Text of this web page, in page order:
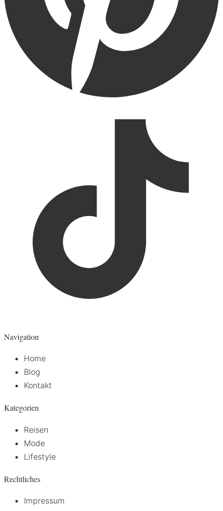
Navigation
Home
Blog
Kontakt
Kategorien
Reisen
Mode
Lifestyle
Rechtliches
Impressum